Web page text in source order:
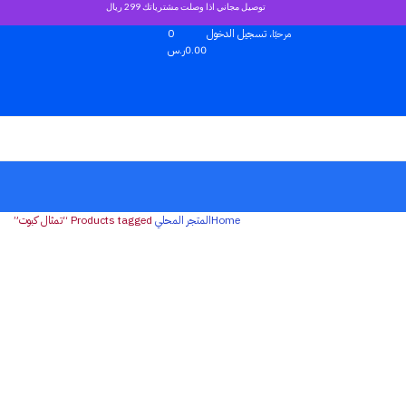
توصيل مجاني اذا وصلت مشترياتك 299 ريال
مرحبًا، تسجيل الدخول
0
0.00ر.س
Homeالمتجر المحلي